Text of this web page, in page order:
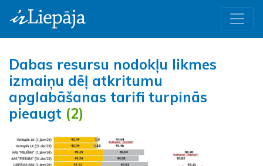
Dabas resursu nodokļu likmes
izmaiņu dēļ atkritumu
apglabāšanas tarifi turpinās
pieaugt (2)